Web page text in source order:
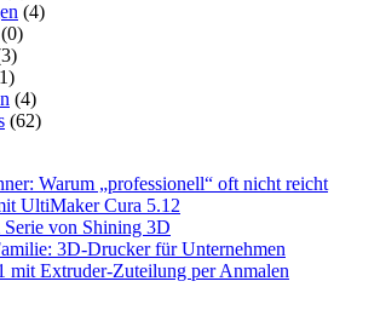
(4)
(0)
(4)
(62)
Warum „professionell“ oft nicht reicht
UltiMaker Cura 5.12
von Shining 3D
3D-Drucker für Unternehmen
mit Extruder-Zuteilung per Anmalen